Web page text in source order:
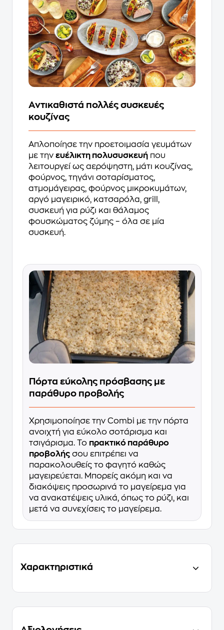
Αντικαθιστά πολλές συσκευές
κουζίνας
Απλοποίησε την προετοιμασία γευμάτων
με την ευέλικτη πολυσυσκευή που
λειτουργεί ως αερόψηστη, μάτι κουζίνας,
φούρνος, τηγάνι σοταρίσματος,
ατμομάγειρας, φούρνος μικροκυμάτων,
αργό μαγειρικό, κατσαρόλα, grill,
συσκευή για ρύζι και θάλαμος
φουσκώματος ζύμης – όλα σε μία
συσκευή.
Πόρτα εύκολης πρόσβασης με
παράθυρο προβολής
Χρησιμοποίησε την Combi με την πόρτα
ανοιχτή για εύκολο σοτάρισμα και
τσιγάρισμα. Το πρακτικό παράθυρο
προβολής σου επιτρέπει να
παρακολουθείς το φαγητό καθώς
μαγειρεύεται. Μπορείς ακόμη και να
διακόψεις προσωρινά το μαγείρεμα για
να ανακατέψεις υλικά, όπως το ρύζι, και
μετά να συνεχίσεις το μαγείρεμα.
Χαρακτηριστικά